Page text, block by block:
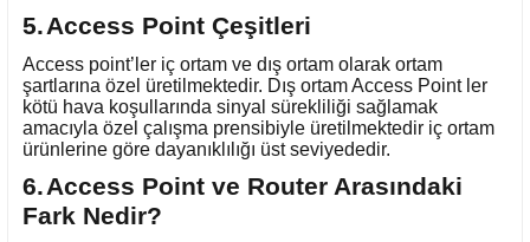
5.Access Point Çeşitleri
Access point’ler iç ortam ve dış ortam olarak ortam
şartlarına özel üretilmektedir. Dış ortam Access Point ler
kötü hava koşullarında sinyal sürekliliği sağlamak
amacıyla özel çalışma prensibiyle üretilmektedir iç ortam
ürünlerine göre dayanıklılığı üst seviyededir.
6.Access Point ve Router Arasındaki
Fark Nedir?